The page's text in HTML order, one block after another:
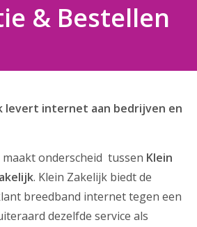
& Bestellen
levert internet aan bedrijven en
onderscheid tussen Klein
. Klein Zakelijk biedt de
breedband internet tegen een
dezelfde service als